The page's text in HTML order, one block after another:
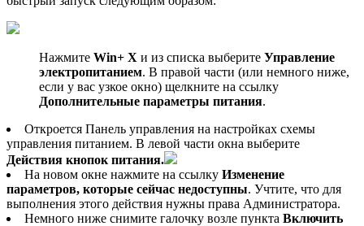
Нажмите Win+ X и из списка выберите Управление
электропитанием. В правой части (или немного ниже,
если у вас узкое окно) щелкните на ссылку
Дополнительные параметры питания.
Откроется Панель управления на настройках схемы
управления питанием. В левой части окна выберите
Действия кнопок питания.
На новом окне нажмите на ссылку Изменение
параметров, которые сейчас недоступны. Учтите, что для
выполнения этого действия нужны права Администратора.
Немного ниже снимите галочку возле пункта Включить